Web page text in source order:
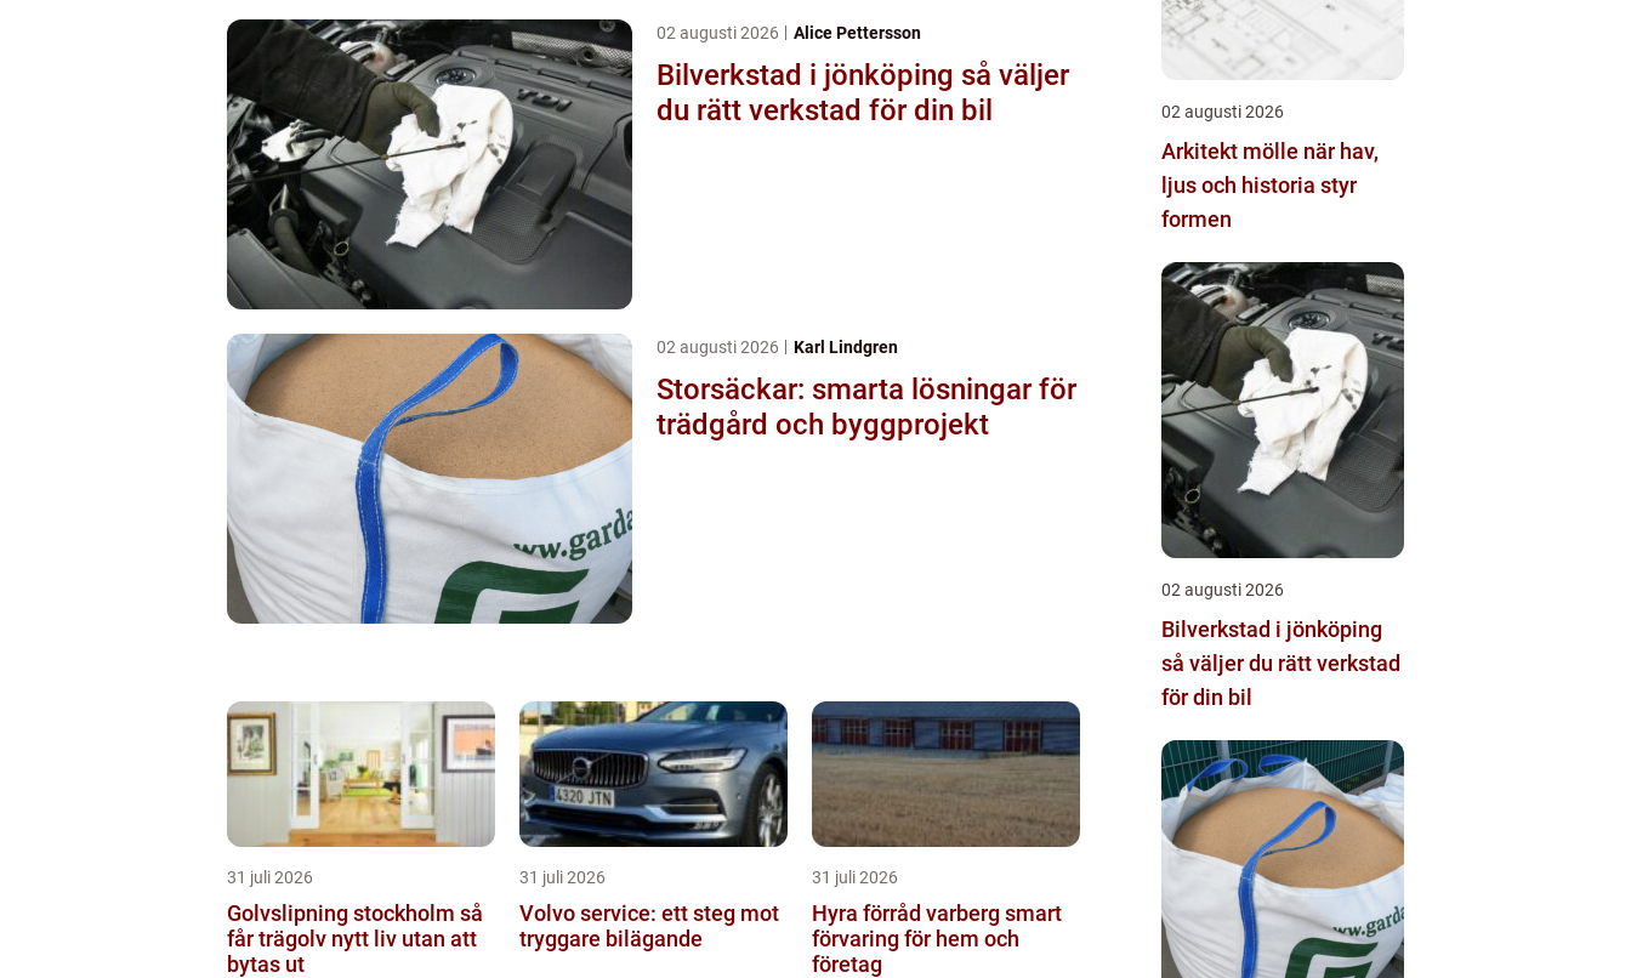
02 augusti 2026 Alice Pettersson
Bilverkstad i jönköping så väljer
du rätt verkstad för din bil
02 augusti 2026 Karl Lindgren
Storsäckar: smarta lösningar för
trädgård och byggprojekt
31 juli 2026
Golvslipning stockholm så
får trägolv nytt liv utan att
bytas ut
31 juli 2026
Volvo service: ett steg mot
tryggare bilägande
31 juli 2026
Hyra förråd varberg smart
förvaring för hem och
företag
02 augusti 2026
Arkitekt mölle när hav,
ljus och historia styr
formen
02 augusti 2026
Bilverkstad i jönköping
så väljer du rätt verkstad
för din bil